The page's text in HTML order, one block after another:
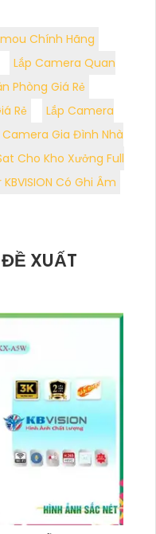
Chính Hãng
Lắp Camera Quan
Phòng Giá Rẻ
Rẻ
Lắp Camera
Camera Gia Đình Nhà
Cho Kho Xưởng Full
Có Ghi Âm
XUẤT